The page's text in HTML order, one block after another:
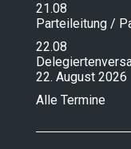
21.08
Parteileitung /
22.08
22. August 2026
Alle Termine